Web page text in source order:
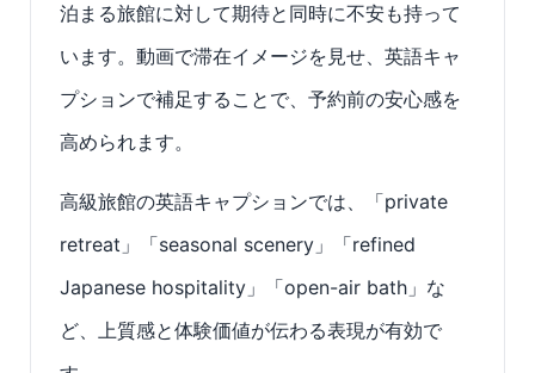
泊まる旅館に対して期待と同時に不安も持って
います。動画で滞在イメージを見せ、英語キャ
プションで補足することで、予約前の安心感を
高められます。
高級旅館の英語キャプションでは、「private
retreat」「seasonal scenery」「refined
Japanese hospitality」「open-air bath」な
ど、上質感と体験価値が伝わる表現が有効で